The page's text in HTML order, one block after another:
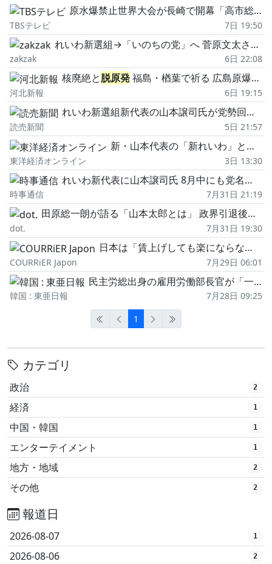
原水爆禁止世界大会が長崎で開幕「高市総理は非核三原則堅持を明言せず」と批判
TBSテレビ 7日 19:50
れいわ新選組→「いのちの党」へ 菅原文太さんとの関係は?
zakzak 6日 22:08
核廃絶と脱原発福島・楢葉で祈る 広島原爆投下81年に合わせ碑前祭
河北新報 6日 19:15
れいわ新選組新代表の山本譲司氏が党勢回復に意欲、基本政策は維持…近く新党名を発表
読売新聞 5日 21:57
新・山本代表の「新れいわ」と「ひろゆき&いずみ新党」、2つの"革新系新党"が巻き起こす「政界再編」驚きの"吸収シナリオ" | 政治・経済・投資
東洋経済オンライン 3日 13:30
れいわ新代表に山本譲司氏 8月中にも党名変更
時事通信 7月31日 21:19
田原総一朗が語る「山本太郎とは」 政界引退後も「人間として期待している」「人が言えないことを言う政治家だった」
dot. 7月31日 19:30
日本は「賃上げしても楽にならない」円安の裏にある「経済最大の弱点」
COURRiER Japon 7月29日 06:01
民主労総出身の雇用労働部長官が「一人で逆走」
韓国 : 東亜日報
7月28日 09:25
1
カテゴリ
政治 2
経済 1
中国・韓国 1
エンターテイメント 1
地方・地域 2
その他 2
報道日
2026-08-07 1
2026-08-06 2